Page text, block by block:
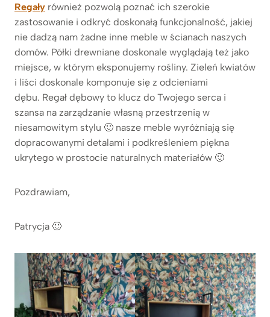
Regały również pozwolą poznać ich szerokie
zastosowanie i odkryć doskonałą funkcjonalność, jakiej
nie dadzą nam żadne inne meble w ścianach naszych
domów. Półki drewniane doskonale wyglądają też jako
miejsce, w którym eksponujemy rośliny. Zieleń kwiatów
i liści doskonale komponuje się z odcieniami
dębu. Regał dębowy to klucz do Twojego serca i
szansa na zarządzanie własną przestrzenią w
niesamowitym stylu 🙂 nasze meble wyróżniają się
dopracowanymi detalami i podkreśleniem piękna
ukrytego w prostocie naturalnych materiałów 🙂
Pozdrawiam,
Patrycja 🙂